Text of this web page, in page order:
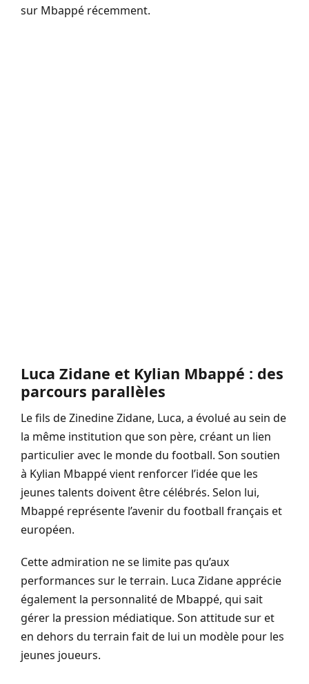
sur Mbappé récemment.
Luca Zidane et Kylian Mbappé : des
parcours parallèles
Le fils de Zinedine Zidane, Luca, a évolué au sein de
la même institution que son père, créant un lien
particulier avec le monde du football. Son soutien
à Kylian Mbappé vient renforcer l’idée que les
jeunes talents doivent être célébrés. Selon lui,
Mbappé représente l’avenir du football français et
européen.
Cette admiration ne se limite pas qu’aux
performances sur le terrain. Luca Zidane apprécie
également la personnalité de Mbappé, qui sait
gérer la pression médiatique. Son attitude sur et
en dehors du terrain fait de lui un modèle pour les
jeunes joueurs.